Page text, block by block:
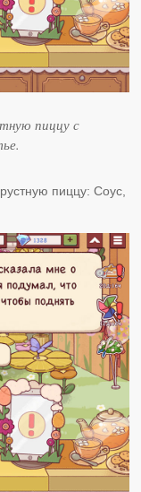
пиццу с
пиццу: Соус,